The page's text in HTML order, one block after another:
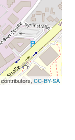
contributors, CC-BY-SA